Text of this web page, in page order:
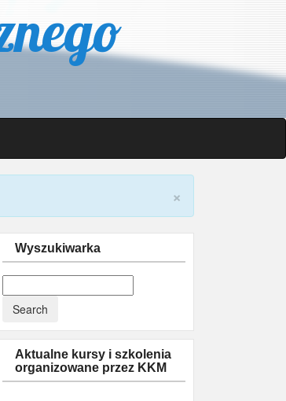
×
Wyszukiwarka
Aktualne kursy i szkolenia
organizowane przez KKM